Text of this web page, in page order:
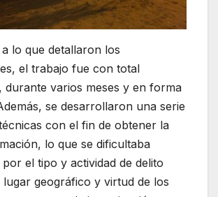
lo que detallaron los
el trabajo fue con total
durante varios meses y en forma
se desarrollaron una serie
con el fin de obtener la
lo que se dificultaba
el tipo y actividad de delito
lugar geográfico y virtud de los